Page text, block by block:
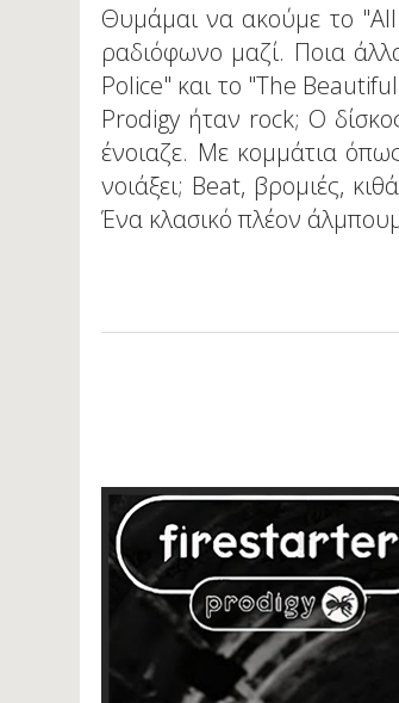
Θυμάμαι να ακούμε το
ραδιόφωνο μαζί. Ποια
Police" και το "The
Prodigy ήταν rock; Ο
ένοιαζε. Με κομμάτια
νοιάξει; Beat, βρομιές,
Ένα κλασικό πλέον